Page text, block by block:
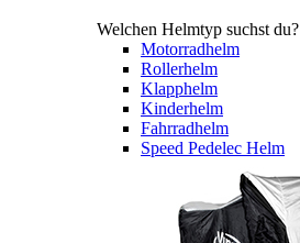
Welchen Helmtyp suchst du?
Motorradhelm
Rollerhelm
Klapphelm
Kinderhelm
Fahrradhelm
Speed Pedelec Helm